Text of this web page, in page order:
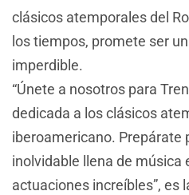
clásicos atemporales del
los tiempos, promete ser
imperdible.
“Únete a nosotros para
dedicada a los clásicos
iberoamericano. Prepárate
inolvidable llena de música
actuaciones increíbles”, es